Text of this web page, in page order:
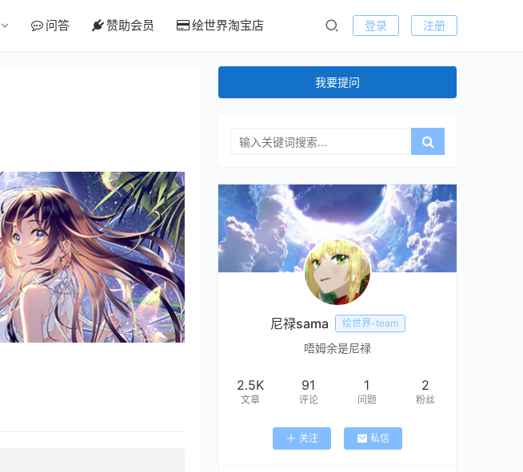
问答 赞助会员 绘世界淘宝店 登录 注册
我要提问
尼禄sama 绘世界-team
唔姆余是尼禄
2.5K
文章
91
评论
1
问题
2
粉丝
关注 私信